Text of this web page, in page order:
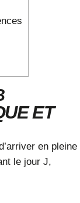
ET
en pleine
le jour J,